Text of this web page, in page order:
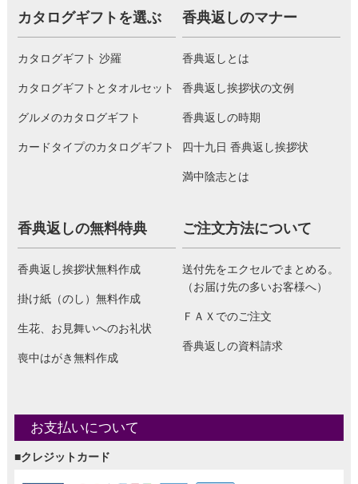
カタログギフトを選ぶ
カタログギフト 沙羅
カタログギフトとタオルセット
グルメのカタログギフト
カードタイプのカタログギフト
香典返しのマナー
香典返しとは
香典返し挨拶状の文例
香典返しの時期
四十九日 香典返し挨拶状
満中陰志とは
香典返しの無料特典
香典返し挨拶状無料作成
掛け紙（のし）無料作成
生花、お見舞いへのお礼状
喪中はがき無料作成
ご注文方法について
送付先をエクセルでまとめる。
（お届け先の多いお客様へ）
ＦＡＸでのご注文
香典返しの資料請求
お支払いについて
■クレジットカード